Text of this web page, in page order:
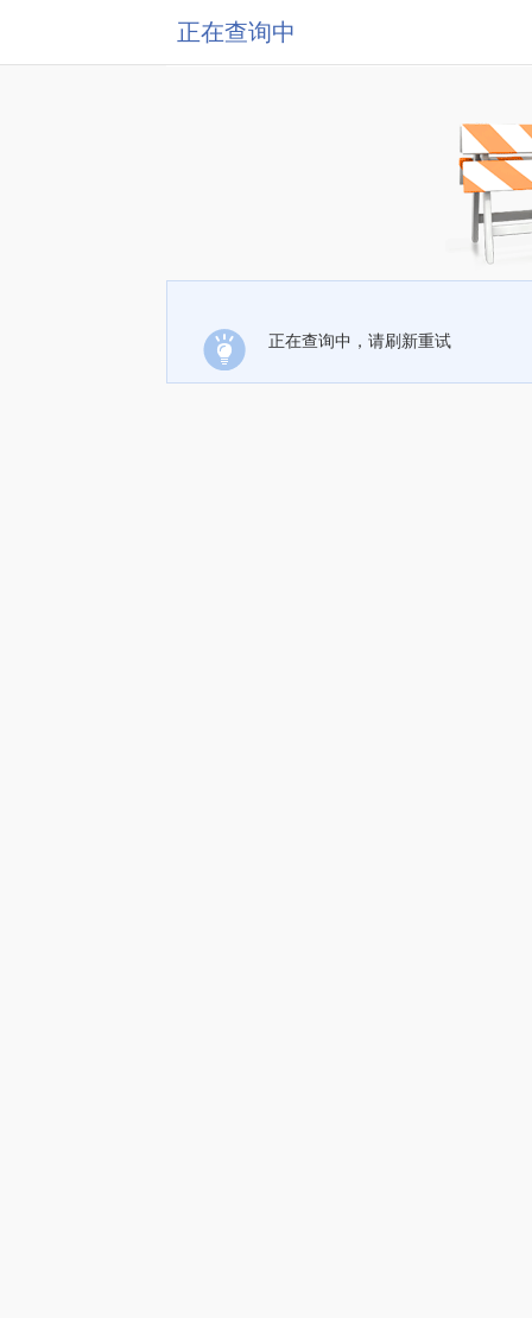
正在查询中
正在查询中，请刷新重试